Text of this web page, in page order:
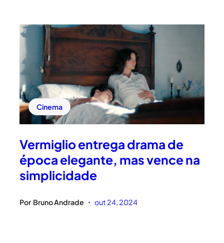
Cinema
Vermiglio entrega drama de
época elegante, mas vence na
simplicidade
Por Bruno Andrade • out 24, 2024